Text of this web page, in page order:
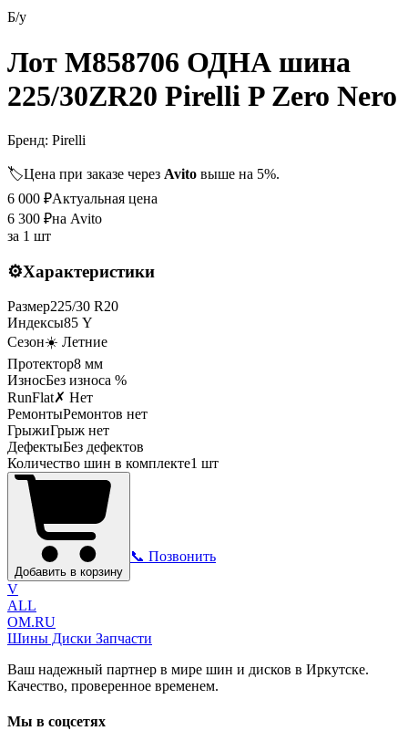
Б/у
Лот M858706 ОДНА шина
225/30ZR20 Pirelli P Zero Nero
Бренд: Pirelli
🏷️Цена при заказе через Avito выше на 5%.
6 000 ₽Актуальная цена
6 300 ₽на Avito
за 1 шт
⚙️Характеристики
Размер225/30 R20
Индексы85 Y
Сезон☀️ Летние
Протектор8 мм
ИзносБез износа %
RunFlat✗ Нет
РемонтыРемонтов нет
ГрыжиГрыж нет
ДефектыБез дефектов
Количество шин в комплекте1 шт
Добавить в корзину
📞 Позвонить
V
ALL
OM.RU
Шины Диски Запчасти
Ваш надежный партнер в мире шин и дисков в Иркутске.
Качество, проверенное временем.
Мы в соцсетях